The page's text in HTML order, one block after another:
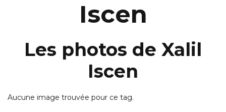
Iscen
Les photos de Xalil
Iscen
Aucune image trouvée pour ce tag.